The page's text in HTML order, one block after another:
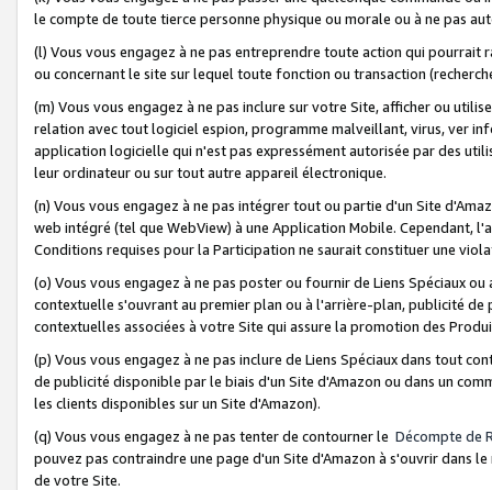
le compte de toute tierce personne physique ou morale ou à ne pas
(l) Vous vous engagez à ne pas entreprendre toute action qui
ou concernant le site sur lequel toute fonction ou transaction
(m) Vous vous engagez à ne pas inclure sur votre Site, afficher ou
relation avec tout logiciel espion, programme malveillant, virus, ver
application logicielle qui n'est pas expressément autorisée par des
leur ordinateur ou sur tout autre appareil électronique.
(n) Vous vous engagez à ne pas intégrer tout ou partie d'un Site
web intégré (tel que WebView) à une Application Mobile. Cependant,
Conditions requises pour la Participation ne saurait constituer une
(o) Vous vous engagez à ne pas poster ou fournir de Liens Spéciaux
contextuelle s'ouvrant au premier plan ou à l'arrière-plan, publicité
contextuelles associées à votre Site qui assure la promotion des
(p) Vous vous engagez à ne pas inclure de Liens Spéciaux dans tout
de publicité disponible par le biais d'un Site d'Amazon ou dans un
les clients disponibles sur un Site d'Amazon).
(q) Vous vous engagez à ne pas tenter de contourner le Décompte de
pouvez pas contraindre une page d'un Site d'Amazon à s'ouvrir dans
de votre Site.